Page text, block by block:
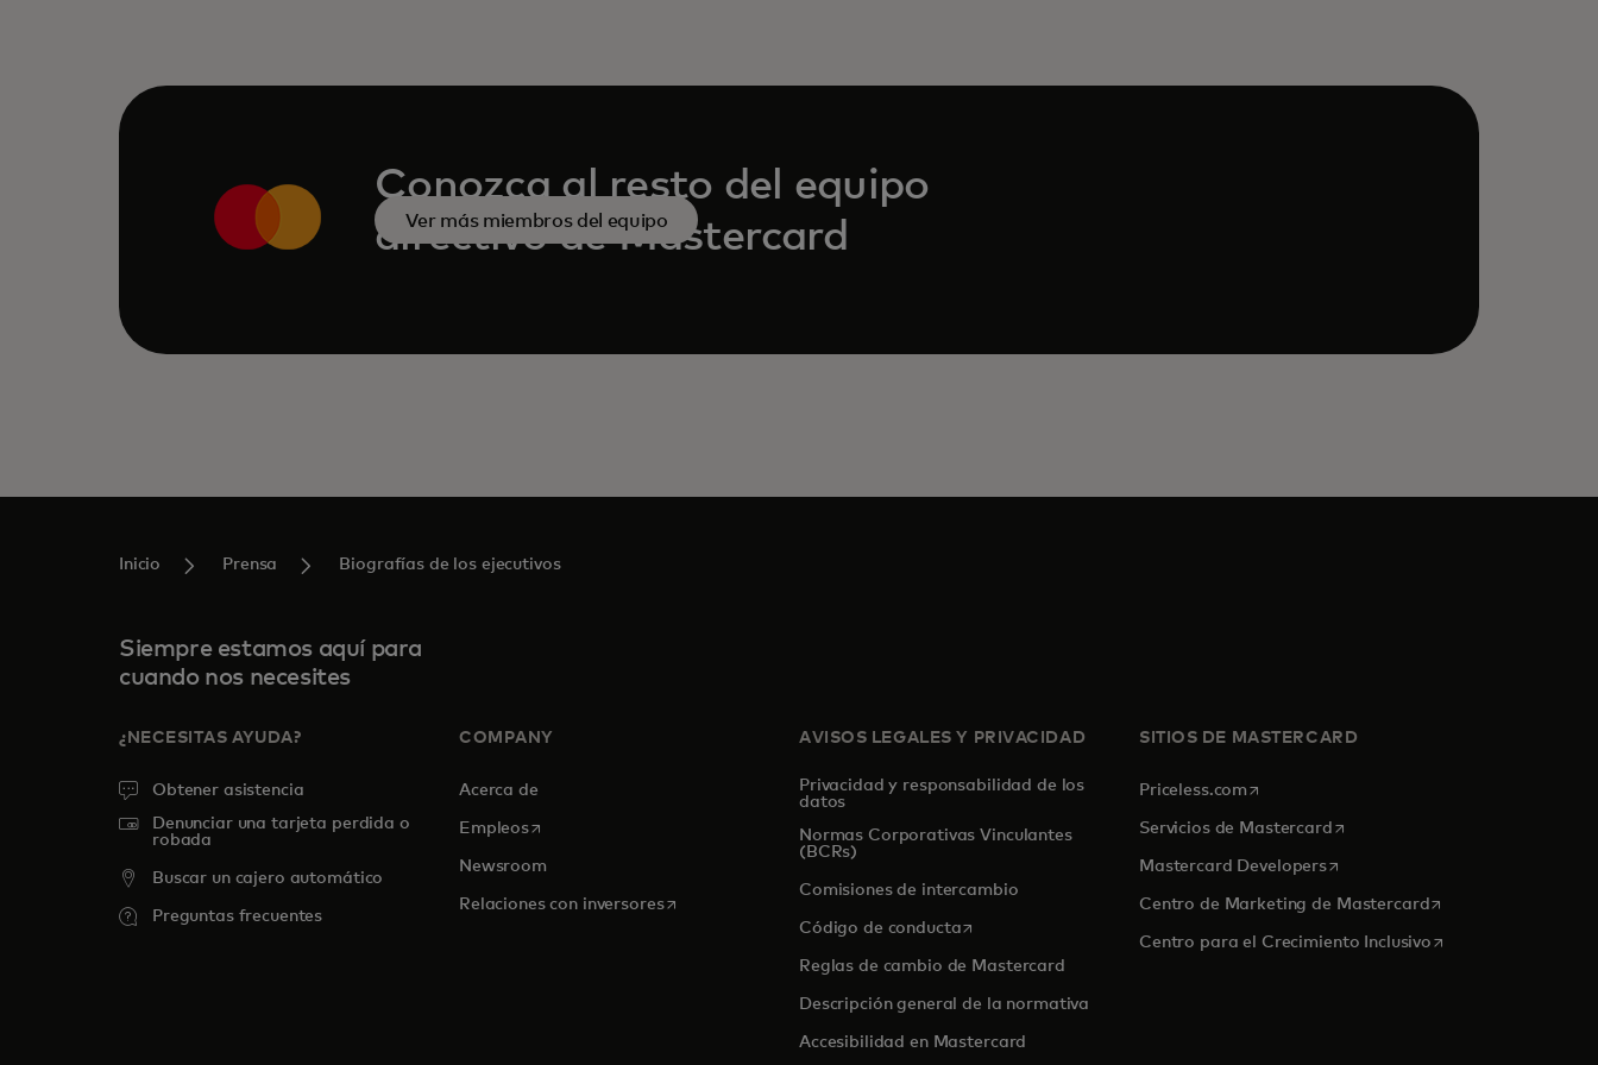
Conozca al resto del equipo
directivo de Mastercard
Ver más miembros del equipo
Inicio Prensa Biografías de los ejecutivos
Siempre estamos aquí para
cuando nos necesites
¿NECESITAS AYUDA?
Obtener asistencia
Denunciar una tarjeta perdida o
robada
Buscar un cajero automático
Preguntas frecuentes
COMPANY
Acerca de
Empleosse abre en una pestaña nueva
Newsroom
Relaciones con inversoresse abre en una pestaña nueva
AVISOS LEGALES Y PRIVACIDAD
Privacidad y responsabilidad de los
datos
Normas Corporativas Vinculantes
(BCRs)
Comisiones de intercambio
Código de conductase abre en una pestaña nueva
Reglas de cambio de Mastercard
Descripción general de la normativa
Accesibilidad en Mastercard
SITIOS DE MASTERCARD
Priceless.com se abre en una pestaña nueva
Servicios de Mastercardse abre en una pestaña nueva
Mastercard Developersse abre en una pestaña nueva
Centro de Marketing de Mastercardse abre en una
Centro para el Crecimiento Inclusivose abre en una